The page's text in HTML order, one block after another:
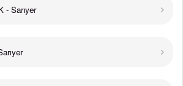
- Sarıyer